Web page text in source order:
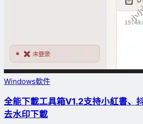
Windows軟件
全能下載工具箱V1.2支持小紅書、
去水印下載